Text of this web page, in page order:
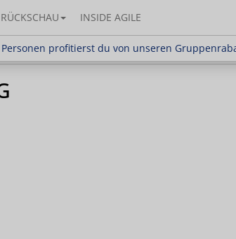
RÜCKSCHAU INSIDE AGILE
profitierst du von unseren
profitierst du von unseren